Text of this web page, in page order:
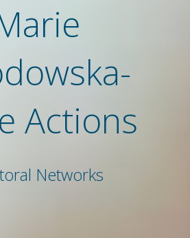
Actions
Networks